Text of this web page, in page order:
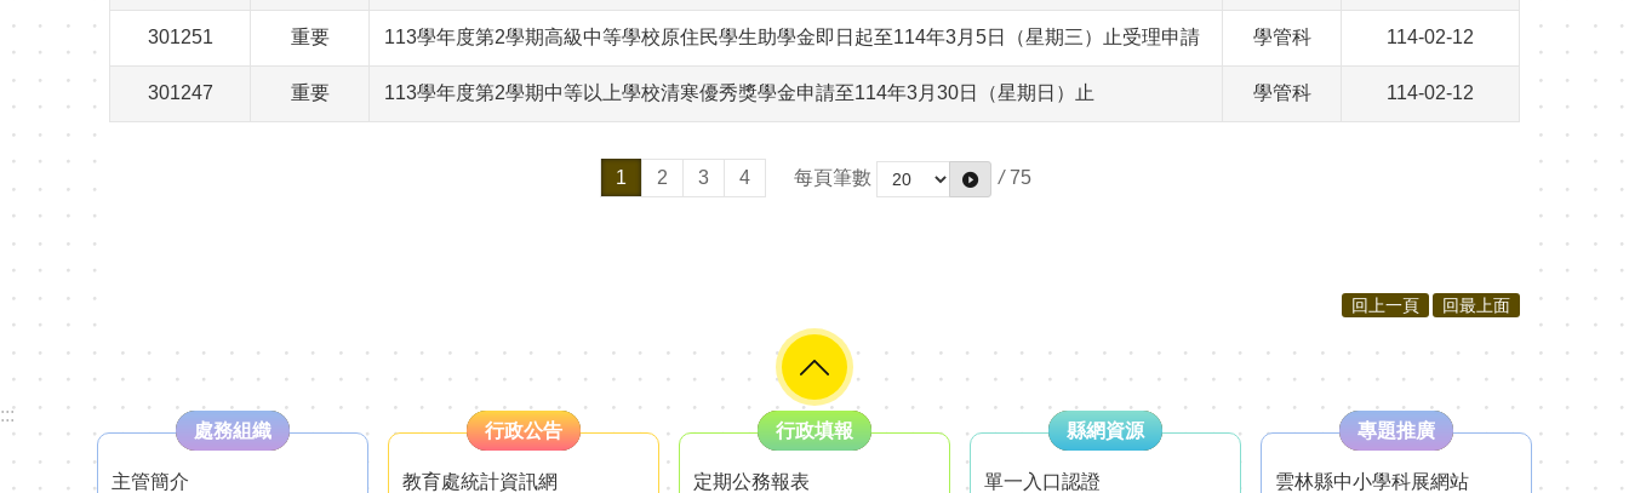
301251 重要 113學年度第2學期高級中等學校原住民學生助學金即日起至114年3月5日（星期三）止受理申請 學管科 114-02-12
301247 重要 113學年度第2學期中等以上學校清寒優秀獎學金申請至114年3月30日（星期日）止 學管科 114-02-12
1 2 3 4 每頁筆數 / 75
回上一頁 回最上面
:::
處務組織
主管簡介
行政公告
教育處統計資訊網
行政填報
定期公務報表
縣網資源
單一入口認證
專題推廣
雲林縣中小學科展網站